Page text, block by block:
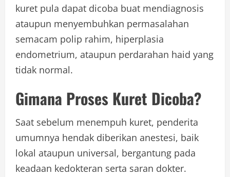
kuret pula dapat dicoba buat mendiagnosis
ataupun menyembuhkan permasalahan
semacam polip rahim, hiperplasia
endometrium, ataupun perdarahan haid yang
tidak normal.
Gimana Proses Kuret Dicoba?
Saat sebelum menempuh kuret, penderita
umumnya hendak diberikan anestesi, baik
lokal ataupun universal, bergantung pada
keadaan kedokteran serta saran dokter.